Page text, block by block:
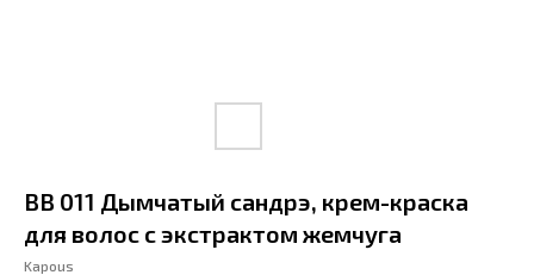
BB 011 Дымчатый сандрэ, крем-краска
для волос с экстрактом жемчуга
Kapous